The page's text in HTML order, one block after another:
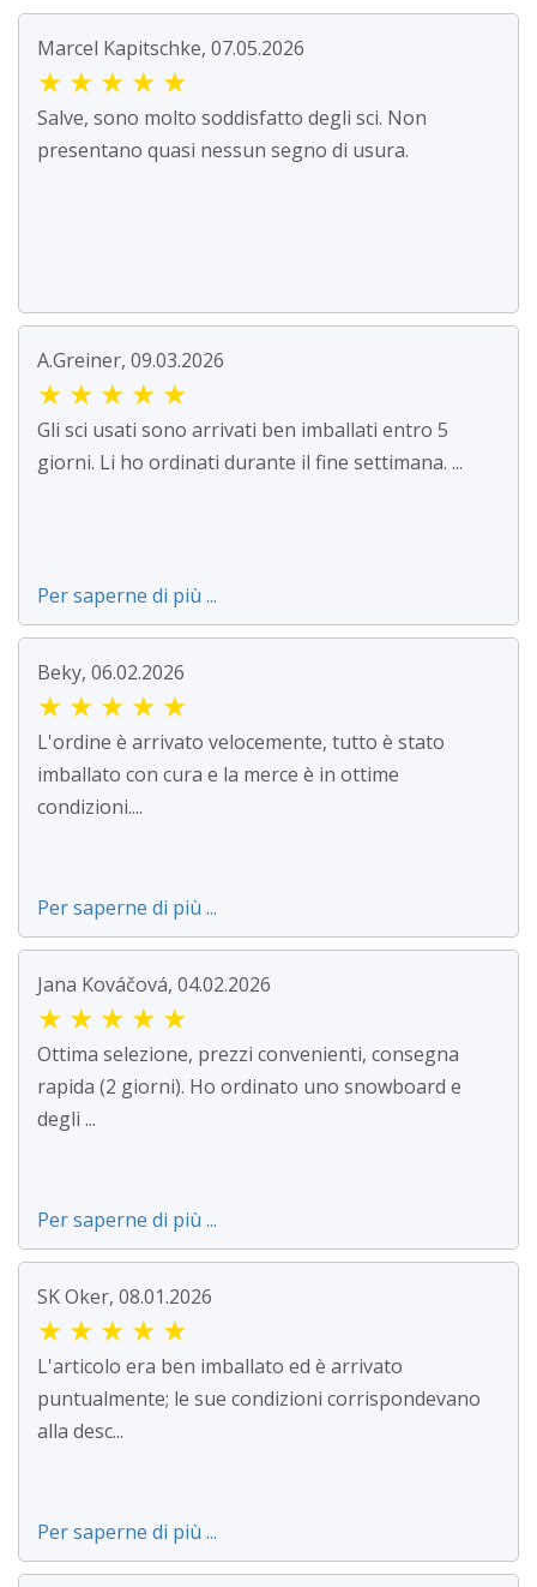
Marcel Kapitschke, 07.05.2026
★ ★ ★ ★ ★
Salve, sono molto soddisfatto degli sci. Non
presentano quasi nessun segno di usura.
A.Greiner, 09.03.2026
★ ★ ★ ★ ★
Gli sci usati sono arrivati ben imballati entro 5
giorni. Li ho ordinati durante il fine settimana. ...
Per saperne di più ...
Beky, 06.02.2026
★ ★ ★ ★ ★
L'ordine è arrivato velocemente, tutto è stato
imballato con cura e la merce è in ottime
condizioni....
Per saperne di più ...
Jana Kováčová, 04.02.2026
★ ★ ★ ★ ★
Ottima selezione, prezzi convenienti, consegna
rapida (2 giorni). Ho ordinato uno snowboard e
degli ...
Per saperne di più ...
SK Oker, 08.01.2026
★ ★ ★ ★ ★
L'articolo era ben imballato ed è arrivato
puntualmente; le sue condizioni corrispondevano
alla desc...
Per saperne di più ...